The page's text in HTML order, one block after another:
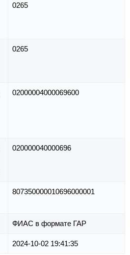
0265
0265
02000004000069600
020000040000696
807350000010696000001
ФИАС в формате ГАР
2024-10-02 19:41:35